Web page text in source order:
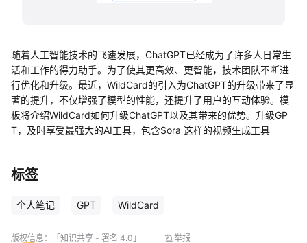
随着人工智能技术的飞速发展，ChatGPT已经成为了许多人日常生
活和工作的得力助手。为了使其更高效、更智能，技术团队不断进
行优化和升级。最近，WildCard的引入为ChatGPT的升级带来了显
著的提升，不仅增强了模型的性能，还提升了用户的互动体验。模
板将介绍WildCard如何升级ChatGPT以及其带来的优势。升级GP
T，及时享受最强大的AI工具，包含Sora 这样的视频生成工具
标签
个人笔记 GPT WildCard
版权信息： 「知识共享 - 署名 4.0」 举报